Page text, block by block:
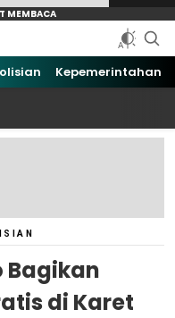
Kepemerintahan
Bagikan
di Karet